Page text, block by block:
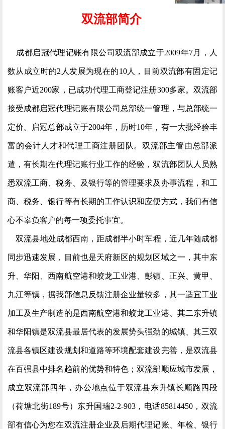
双流部简介
成都启冠代理记账有限公司双流部成立于2009年7月，人
数从成立时的2人发展为现在的10人，目前双流部有固定记
账客户近200家，已成功代理工商登记注册300多家。双流部
接受成都启冠代理记账有限公司总部统一管理，与总部统一
定价。启冠总部成立于2004年，历时10年，有一大批经验丰
富的会计人才和代理工商注册团队。双流部主管由总部派
遣，有长期在代理记账行业工作的经验，双流部团队人员熟
悉双流工商、税务、及银行等的管理要求及办事流程，和工
商、税务、银行等有长期的工作认识和应便方式，我们有信
心不辜负客户的每一项委托事宜。
双流县地处成都西南，距成都半小时车程，近几年随成都
同步迅速发展，目前也是天府新区的规划区域之一，其中东
升、华阳、西南航空港和蛟龙工业港、彭镇、正兴、黄甲、
九江等镇，据我部信息反馈注册企业量较多，其一适宜工业
加工及生产制造的是西南航空港和蛟龙工业港、其二东升镇
和华阳镇是双流县最居代表的发展势头强劲的城镇、其三双
流县各镇区建设规划和道路等环境配套建设完善，是双流县
在百强县中排名趋前的优势和特色；双流部顺应城市发展，
成立双流部四年，办公地点位于双流县东升镇长顺路四段
（荷塘北街189号）东升国瑞2-2-903，电话85814450，双流
部有信心为您在双流注册企业及后期代理记账、年检、银行